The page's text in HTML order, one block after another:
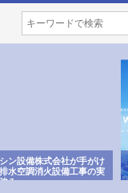
ン設備株式会社が手がけ
水空調消火設備工事の実
み